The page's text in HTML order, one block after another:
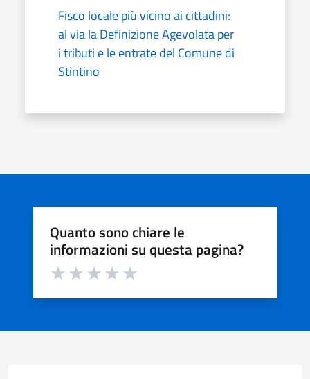
Fisco locale più vicino ai cittadini:
al via la Definizione Agevolata per
i tributi e le entrate del Comune di
Stintino
Quanto sono chiare le
informazioni su questa pagina?
Valuta da 1 a 5 stelle la pagina